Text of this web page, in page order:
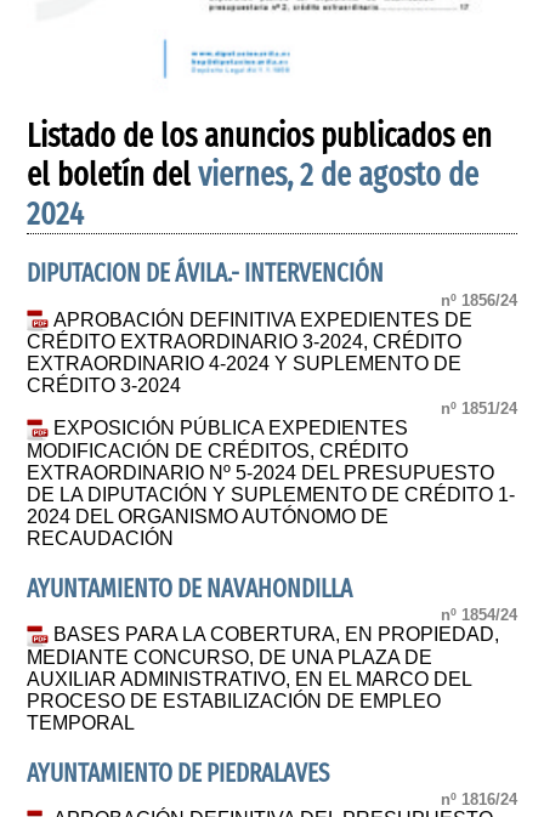
Listado de los anuncios publicados en
el boletín delviernes, 2 de agosto de
2024
DIPUTACION DE ÁVILA.- INTERVENCIÓN
nº 1856/24
APROBACIÓN DEFINITIVA EXPEDIENTES DE
CRÉDITO EXTRAORDINARIO 3-2024, CRÉDITO
EXTRAORDINARIO 4-2024 Y SUPLEMENTO DE
CRÉDITO 3-2024
nº 1851/24
EXPOSICIÓN PÚBLICA EXPEDIENTES
MODIFICACIÓN DE CRÉDITOS, CRÉDITO
EXTRAORDINARIO Nº 5-2024 DEL PRESUPUESTO
DE LA DIPUTACIÓN Y SUPLEMENTO DE CRÉDITO 1-
2024 DEL ORGANISMO AUTÓNOMO DE
RECAUDACIÓN
AYUNTAMIENTO DE NAVAHONDILLA
nº 1854/24
BASES PARA LA COBERTURA, EN PROPIEDAD,
MEDIANTE CONCURSO, DE UNA PLAZA DE
AUXILIAR ADMINISTRATIVO, EN EL MARCO DEL
PROCESO DE ESTABILIZACIÓN DE EMPLEO
TEMPORAL
AYUNTAMIENTO DE PIEDRALAVES
nº 1816/24